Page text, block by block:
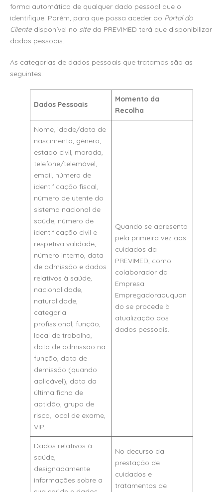
forma automática de qualquer dado pessoal que o
identifique. Porém, para que possa aceder ao Portal do
Clientedisponível no siteda PREVIMED terá que disponibilizar
dados pessoais.
As categorias de dados pessoais que tratamos são as
seguintes:
Dados Pessoais
Momento da
Recolha
Nome, idade/data de
nascimento, género,
estado civil, morada,
telefone/telemóvel,
email, número de
identificação fiscal,
número de utente do
sistema nacional de
saúde, número de
identificação civil e
respetiva validade,
número interno, data
de admissão e dados
relativos à saúde,
nacionalidade,
naturalidade,
categoria
profissional, função,
local de trabalho,
data de admissão na
função, data de
demissão (quando
aplicável), data da
última ficha de
aptidão, grupo de
risco, local de exame,
VIP.
Quando se apresenta
pela primeira vez aos
cuidados da
PREVIMED, como
colaborador da
Empresa
Empregadoraouquan
do se procede à
atualização dos
dados pessoais.
Dados relativos à
saúde,
designadamente
informações sobre a
No decurso da
prestação de
cuidados e
tratamentos de